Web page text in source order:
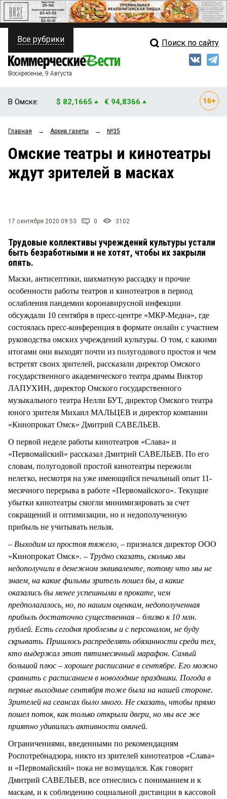
ПОЛИТИКА
ФИНАНСЫ
ОБЩЕСТВО
ЗАКОН
НОВОСТИ КОМПАНИЙ
СТИЛЬ ЖИЗНИ
Свежий выпуск
Рейтинги
Блоги
Все рубрики Поиск по сайту
Воскресенье, 9 Августа
В Омске: $ 82,1665 € 94,8366
Главная → Архив газеты → №35
Омские театры и кинотеатры
ждут зрителей в масках
17 сентября 2020 09:53 0 3102
Трудовые коллективы учреждений культуры устали
быть безработными и не хотят, чтобы их закрыли
опять.
Маски, антисептики, шахматную рассадку и прочие
особенности работы театров и кинотеатров в период
ослабления пандемии коронавирусной инфекции
обсуждали 10 сентября в пресс-центре «МКР-Медиа», где
состоялась пресс-конференция в формате онлайн с участием
руководства омских учреждений культуры. О том, с какими
итогами они выходят почти из полугодового простоя и чем
встретят своих зрителей, рассказали директор Омского
государственного академического театра драмы Виктор
ЛАПУХИН, директор Омского государственного
музыкального театра Нелли БУТ, директор Омского театра
юного зрителя Михаил МАЛЬЦЕВ и директор компании
«Кинопрокат Омск» Дмитрий САВЕЛЬЕВ.
О первой неделе работы кинотеатров «Слава» и
«Первомайский» рассказал Дмитрий САВЕЛЬЕВ. По его
словам, полугодовой простой кинотеатры пережили
нелегко, несмотря на уже имеющийся печальный опыт 11-
месячного перерыва в работе «Первомайского». Текущие
убытки кинотеатры смогли минимизировать за счет
сокращений и оптимизации, но и недополученную
прибыль не учитывать нельзя.
– Выходим из простоя тяжело, – признался директор ООО
«Кинопрокат Омск». – Трудно сказать, сколько мы
недополучили в денежном эквиваленте, потому что мы не
знаем, на какие фильмы зритель пошел бы, а какие
оказались бы менее успешными в прокате, чем
предполагалось, но, по нашим оценкам, недополученная
прибыль достаточно существенная – близко к 10 млн.
рублей. Есть сегодня проблемы и с персоналом, не буду
скрывать. Пришлось распределять обязанности среди тех,
кто выдержал этот пятимесячный марафон. Самый
большой плюс – хорошее расписание в сентябре. Его можно
сравнить с расписанием в новогодние праздники. Погода в
первые выходные сентября тоже была на нашей стороне.
Зрителей на сеансах было много. Не сказать, чтобы прямо
пошел поток, как только открыли двери, но мы все же
приятно удивились активности омичей.
Ограничениями, введенными по рекомендациям
Роспотребнадзора, никто из зрителей кинотеатров «Слава»
и «Первомайский» пока не возмущался. Как говорит
Дмитрий САВЕЛЬЕВ, все отнеслись с пониманием и к
маскам, и к соблюдению социальной дистанции в кассовой